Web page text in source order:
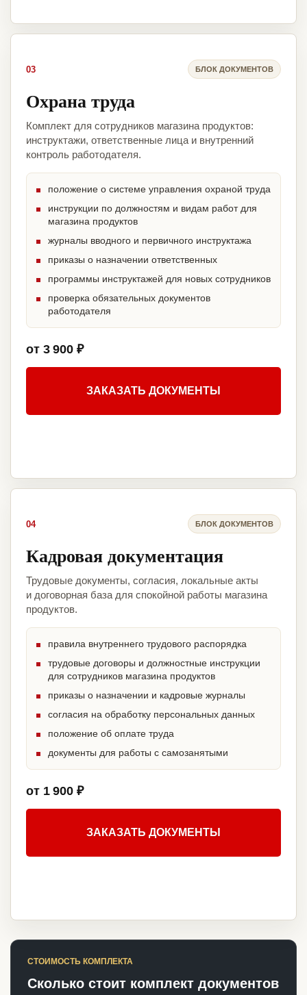
03 БЛОК ДОКУМЕНТОВ
Охрана труда
Комплект для сотрудников магазина продуктов:
инструктажи, ответственные лица и внутренний
контроль работодателя.
положение о системе управления охраной труда
инструкции по должностям и видам работ для
магазина продуктов
журналы вводного и первичного инструктажа
приказы о назначении ответственных
программы инструктажей для новых сотрудников
проверка обязательных документов
работодателя
от 3 900 ₽
ЗАКАЗАТЬ ДОКУМЕНТЫ
04 БЛОК ДОКУМЕНТОВ
Кадровая документация
Трудовые документы, согласия, локальные акты
и договорная база для спокойной работы магазина
продуктов.
правила внутреннего трудового распорядка
трудовые договоры и должностные инструкции
для сотрудников магазина продуктов
приказы о назначении и кадровые журналы
согласия на обработку персональных данных
положение об оплате труда
документы для работы с самозанятыми
от 1 900 ₽
ЗАКАЗАТЬ ДОКУМЕНТЫ
СТОИМОСТЬ КОМПЛЕКТА
Сколько стоит комплект документов